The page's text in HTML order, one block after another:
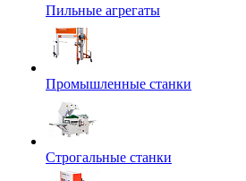
Пильные агрегаты
Промышленные станки
Строгальные станки